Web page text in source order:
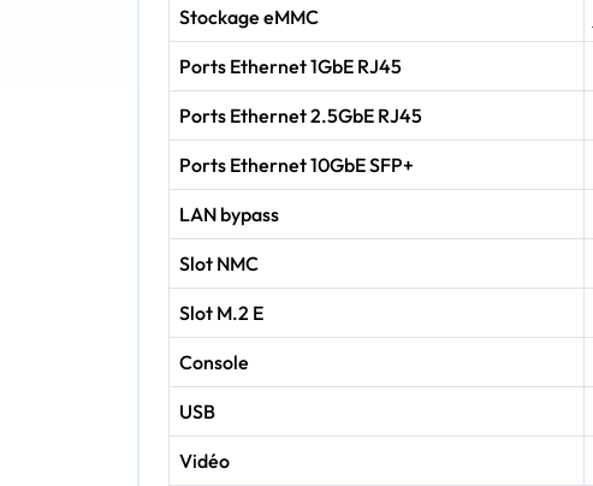
Stockage eMMC
Ports Ethernet 1GbE RJ45
Ports Ethernet 2.5GbE RJ45
Ports Ethernet 10GbE SFP+
LAN bypass
Slot NMC
Slot M.2 E
Console
USB
Vidéo